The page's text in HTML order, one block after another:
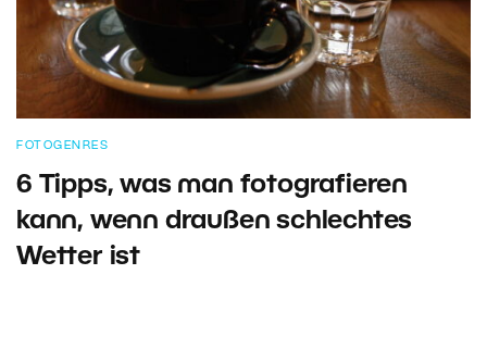
FOTOGENRES
6 Tipps, was man fotografieren
kann, wenn draußen schlechtes
Wetter ist